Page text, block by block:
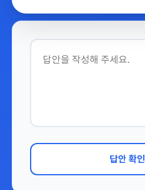
답안 확인